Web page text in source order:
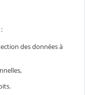
des données à